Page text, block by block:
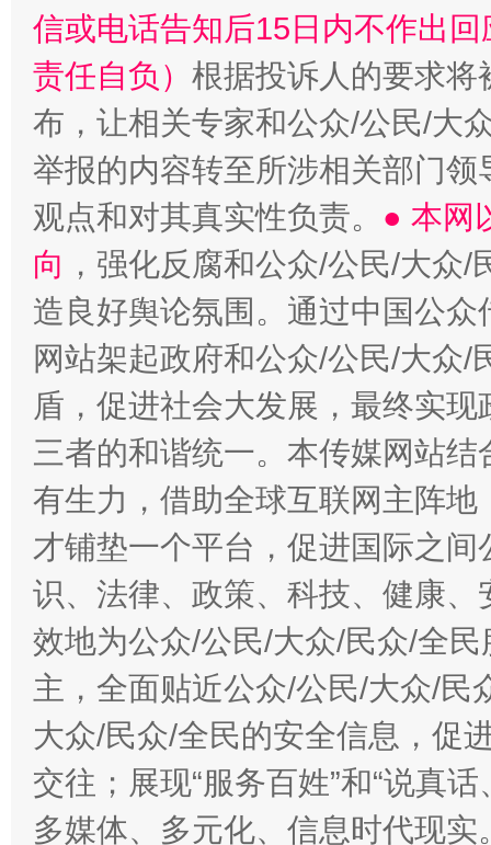
信或电话告知后15日内不作出
责任自负） 根据投诉人的要求将
布，让相关专家和公众/公民/大
举报的内容转至所涉相关部门
观点和对其真实性负责。 ● 本网
向 ，强化反腐和公众/公民/大众
造良好舆论氛围。通过中国公
网站架起政府和公众/公民/大众
盾，促进社会大发展，最终实
三者的和谐统一。本传媒网站
有生力，借助全球互联网主阵
才铺垫一个平台，促进国际之
识、法律、政策、科技、健康
效地为公众/公民/大众/民众/全
主，全面贴近公众/公民/大众/民
大众/民众/全民的安全信息，促
交往；展现“服务百姓”和“说真
多媒体、多元化、信息时代现实